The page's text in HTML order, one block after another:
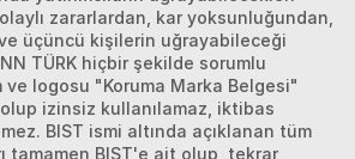
zararlardan, kar yoksunluğundan,
üçüncü kişilerin uğrayabileceği
TÜRK hiçbir şekilde sorumlu
ve logosu "Koruma Marka Belgesi"
izinsiz kullanılamaz, iktibas
BIST ismi altında açıklanan tüm
tamamen BIST'e ait olup, tekrar